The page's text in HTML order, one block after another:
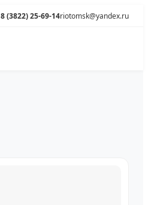
8 (3822) 25-69-14riotomsk@yandex.ru